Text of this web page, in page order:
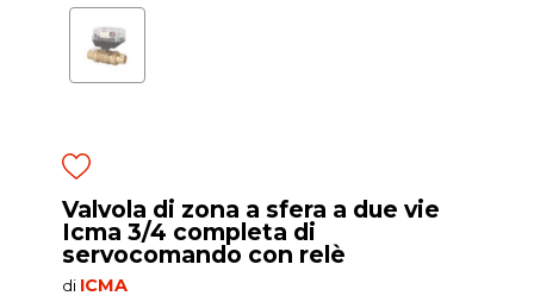
Valvola di zona a sfera a due vie
Icma 3/4 completa di
servocomando con relè
di ICMA